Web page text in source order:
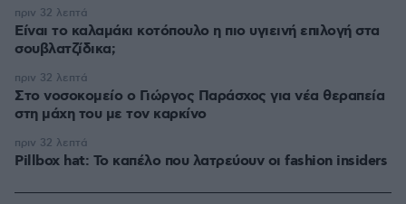
Είναι το καλαμάκι κοτόπουλο η πιο υγιεινή επιλογή στα
σουβλατζίδικα;
πριν 32 λεπτά
Στο νοσοκομείο ο Γιώργος Παράσχος για νέα θεραπεία
στη μάχη του με τον καρκίνο
πριν 32 λεπτά
Pillbox hat: Το καπέλο που λατρεύουν οι fashion insiders
πριν 32 λεπτά